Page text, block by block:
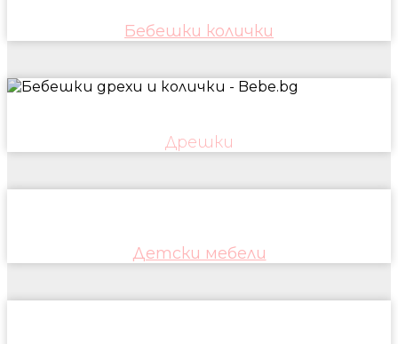
Бебешки колички
Дрешки
Детски мебели